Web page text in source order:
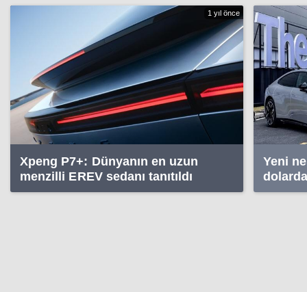
1 yıl önce
Xpeng P7+: Dünyanın en uzun
menzilli EREV sedanı tanıtıldı
Yeni